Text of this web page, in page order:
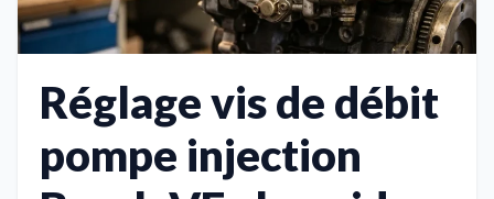
Réglage vis de débit
pompe injection